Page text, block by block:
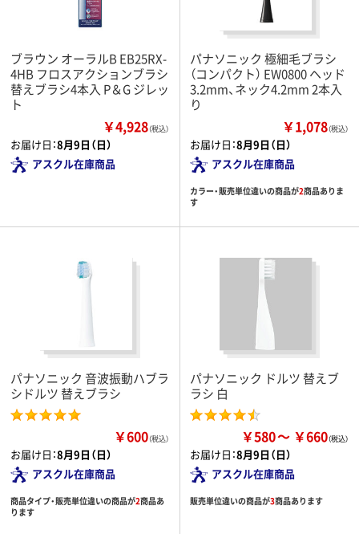
ブラウン オーラルB EB25RX-
4HB フロスアクションブラシ
替えブラシ4本入 P＆G ジレッ
ト
￥4,928（税込）
お届け日：8月9日（日）
アスクル在庫商品
パナソニック 極細毛ブラシ
（コンパクト） EW0800 ヘッド
3.2mm、ネック4.2mm 2本入
り
￥1,078（税込）
お届け日：8月9日（日）
アスクル在庫商品
カラー・販売単位違いの商品が2商品ありま
す
パナソニック 音波振動ハブラ
シドルツ 替えブラシ
￥600（税込）
お届け日：8月9日（日）
アスクル在庫商品
商品タイプ・販売単位違いの商品が2商品あ
ります
パナソニック ドルツ 替えブ
ラシ 白
￥580 ￥660
お届け日：8月9日（日）
アスクル在庫商品
販売単位違いの商品が3商品あります